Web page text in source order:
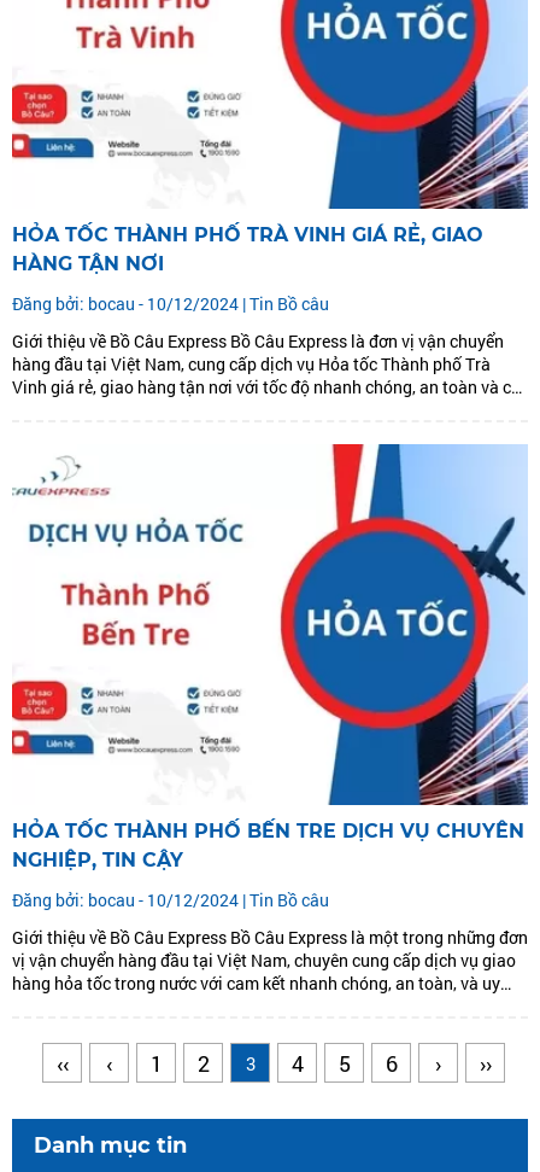
HỎA TỐC THÀNH PHỐ TRÀ VINH GIÁ RẺ, GIAO
HÀNG TẬN NƠI
Đăng bởi: bocau - 10/12/2024 |Tin Bồ câu
Giới thiệu về Bồ Câu Express Bồ Câu Express là đơn vị vận chuyển
hàng đầu tại Việt Nam, cung cấp dịch vụ Hỏa tốc Thành phố Trà
Vinh giá rẻ, giao hàng tận nơi với tốc độ nhanh chóng, an toàn và chi
HỎA TỐC THÀNH PHỐ BẾN TRE DỊCH VỤ CHUYÊN
NGHIỆP, TIN CẬY
Đăng bởi: bocau - 10/12/2024 |Tin Bồ câu
Giới thiệu về Bồ Câu Express Bồ Câu Express là một trong những đơn
vị vận chuyển hàng đầu tại Việt Nam, chuyên cung cấp dịch vụ giao
hàng hỏa tốc trong nước với cam kết nhanh chóng, an toàn, và uy
‹‹ ‹ 1 2 3 4 5 6 › ››
Danh mục tin